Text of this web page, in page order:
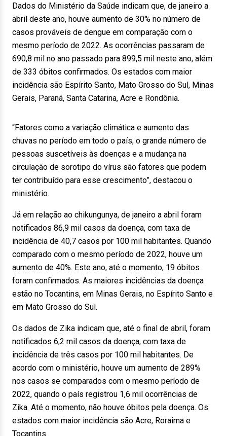
Dados do Ministério da Saúde indicam que, de janeiro a
abril deste ano, houve aumento de 30% no número de
casos prováveis de dengue em comparação com o
mesmo período de 2022. As ocorrências passaram de
690,8 mil no ano passado para 899,5 mil neste ano, além
de 333 óbitos confirmados. Os estados com maior
incidência são Espírito Santo, Mato Grosso do Sul, Minas
Gerais, Paraná, Santa Catarina, Acre e Rondônia.
“Fatores como a variação climática e aumento das
chuvas no período em todo o país, o grande número de
pessoas suscetíveis às doenças e a mudança na
circulação de sorotipo do vírus são fatores que podem
ter contribuído para esse crescimento”, destacou o
ministério.
Já em relação ao chikungunya, de janeiro a abril foram
notificados 86,9 mil casos da doença, com taxa de
incidência de 40,7 casos por 100 mil habitantes. Quando
comparado com o mesmo período de 2022, houve um
aumento de 40%. Este ano, até o momento, 19 óbitos
foram confirmados. As maiores incidências da doença
estão no Tocantins, em Minas Gerais, no Espírito Santo e
em Mato Grosso do Sul.
Os dados de Zika indicam que, até o final de abril, foram
notificados 6,2 mil casos da doença, com taxa de
incidência de três casos por 100 mil habitantes. De
acordo com o ministério, houve um aumento de 289%
nos casos se comparados com o mesmo período de
2022, quando o país registrou 1,6 mil ocorrências de
Zika. Até o momento, não houve óbitos pela doença. Os
estados com maior incidência são Acre, Roraima e
Tocantins.